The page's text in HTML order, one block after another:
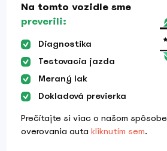
Na tomto vozidle sme
preverili:
Diagnostika
Testovacia jazda
Meraný lak
Dokladová previerka
Prečítajte si viac o našom spôsobe
overovania auta kliknutím sem.